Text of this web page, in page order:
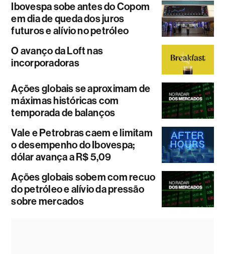
Ibovespa sobe antes do Copom
em dia de queda dos juros
futuros e alívio no petróleo
O avanço da Loft nas
incorporadoras
Ações globais se aproximam de
máximas históricas com
temporada de balanços
Vale e Petrobras caem e limitam
o desempenho do Ibovespa;
dólar avança a R$ 5,09
Ações globais sobem com recuo
do petróleo e alívio da pressão
sobre mercados